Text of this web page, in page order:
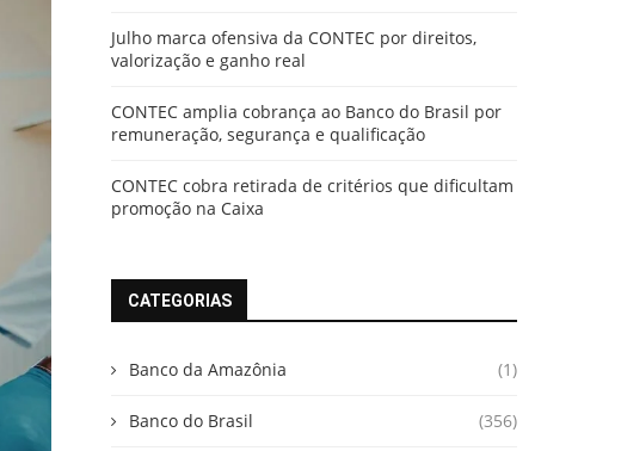
Julho marca ofensiva da CONTEC por direitos,
valorização e ganho real
CONTEC amplia cobrança ao Banco do Brasil por
remuneração, segurança e qualificação
CONTEC cobra retirada de critérios que dificultam
promoção na Caixa
CATEGORIAS
Banco da Amazônia (1)
Banco do Brasil (356)